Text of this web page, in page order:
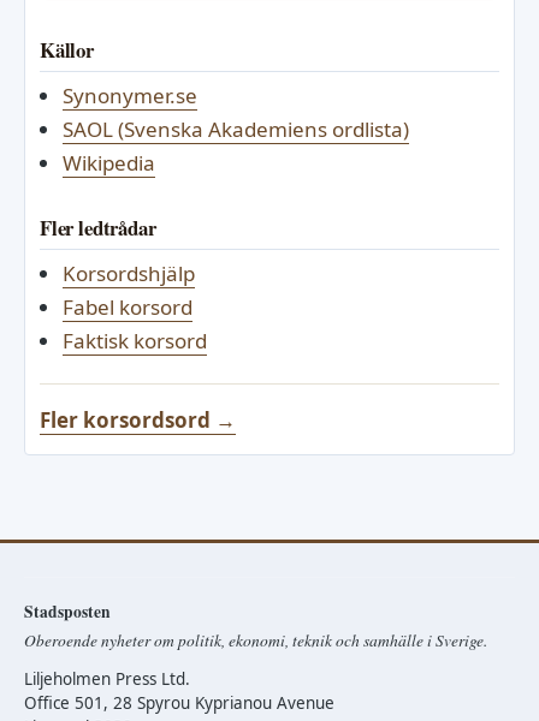
Källor
Synonymer.se
SAOL (Svenska Akademiens ordlista)
Wikipedia
Fler ledtrådar
Korsordshjälp
Fabel korsord
Faktisk korsord
Fler korsordsord →
Stadsposten
Oberoende nyheter om politik, ekonomi, teknik och samhälle i Sverige.
Liljeholmen Press Ltd.
Office 501, 28 Spyrou Kyprianou Avenue